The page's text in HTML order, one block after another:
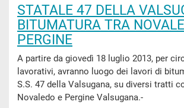
STATALE 47 DELLA
BITUMATURA TRA
PERGINE
A partire da giovedì 18 luglio 2013, per
lavorativi, avranno luogo dei lavori di
S.S. 47 della Valsugana, su diversi tratti
Novaledo e Pergine Valsugana.-